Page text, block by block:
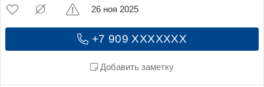
+7 909 XXXXXXX
Добавить заметку
26 ноя 2025